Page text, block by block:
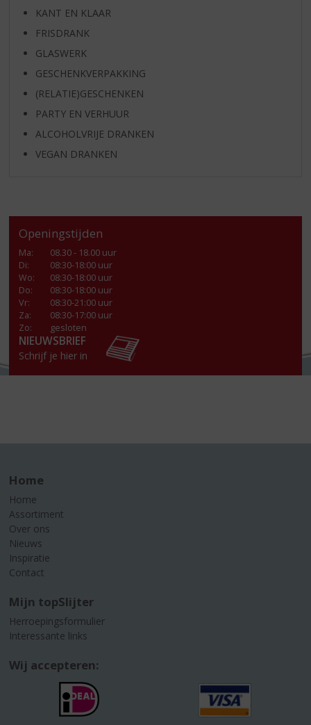
KANT EN KLAAR
FRISDRANK
GLASWERK
GESCHENKVERPAKKING
(RELATIE)GESCHENKEN
PARTY EN VERHUUR
ALCOHOLVRIJE DRANKEN
VEGAN DRANKEN
Openingstijden
Ma:
08.30 - 18.00 uur
Di:
08:30-18:00 uur
Wo:
08:30-18:00 uur
Do:
08:30-18:00 uur
Vr:
08:30-21:00 uur
Za:
08:30-17:00 uur
Zo:
gesloten
NIEUWSBRIEF
Schrijf je hier in
Home
Home
Assortiment
Over ons
Nieuws
Inspiratie
Contact
Mijn topSlijter
Herroepingsformulier
Interessante links
Wij accepteren: